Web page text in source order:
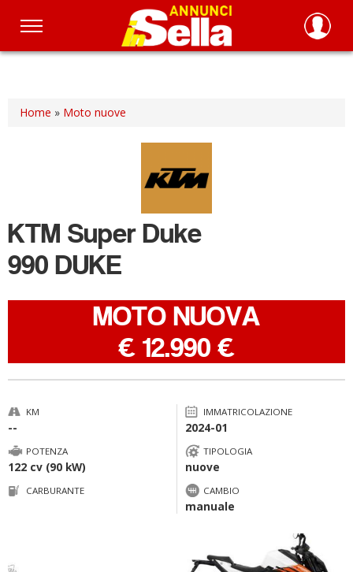
Salta
principale
Home » Moto nuove
KTM Super Duke
990 DUKE
MOTO NUOVA
€ 12.990 €
KM
--
IMMATRICOLAZIONE
2024-01
POTENZA
122 cv (90 kW)
TIPOLOGIA
nuove
CARBURANTE CAMBIO
manuale